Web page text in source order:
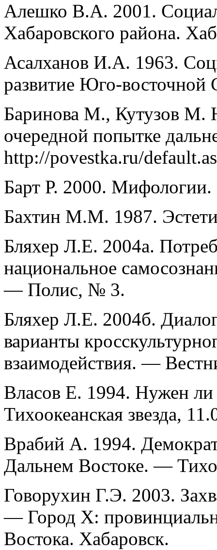
Алешко В.А. 2001.
Хабаровского района.
Асалханов И.А. 1963.
развитие Юго-
Баринова М., Кутузов М.
очередной попытке
http://povestka.ru/
Барт Р. 2000.
Бахтин М.М. 1987.
Бляхер Л.Е. 2004а.
национальное
— Полис, № 3.
Бляхер Л.Е. 2004б.
варианты
взаимодействия. —
Власов Е. 1994. Нужен
Тихоокеанская звезда,
Врабий А. 1994.
Дальнем Востоке. —
Говорухин Г.Э. 2003.
— Город Х:
Востока. Хабаровск.